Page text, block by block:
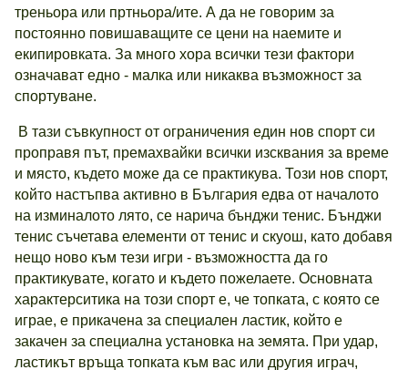
треньора или пртньора/ите. А да не говорим за
постоянно повишаващите се цени на наемите и
екипировката. За много хора всички тези фактори
означават едно - малка или никаква възможност за
спортуване.
В тази съвкупност от ограничения един нов спорт си
проправя път, премахвайки всички изсквания за време
и място, където може да се практикува. Този нов спорт,
който настъпва активно в България едва от началото
на изминалото лято, се нарича бънджи тенис. Бънджи
тенис съчетава елементи от тенис и скуош, като добавя
нещо ново към тези игри - възможността да го
практикувате, когато и където пожелаете. Основната
характерситика на този спорт е, че топката, с която се
играе, е прикачена за специален ластик, който е
закачен за специална установка на земята. При удар,
ластикът връща топката към вас или другия играч,